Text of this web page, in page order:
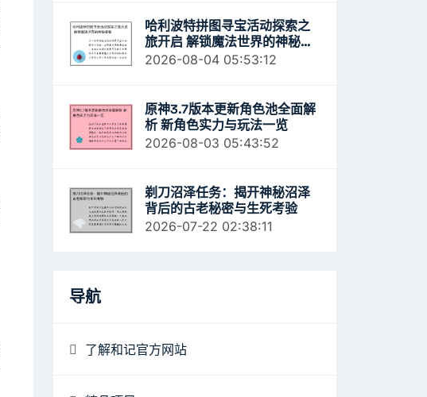
哈利波特拼图寻宝活动探索之
旅开启 解锁魔法世界的神秘奥
秘
2026-08-04 05:53:12
原神3.7版本更新角色池全面解
析 新角色实力与玩法一览
2026-08-03 05:43:52
剃刀沼泽任务：揭开神秘沼泽
背后的古老秘密与生死考验
2026-07-22 02:38:11
导航
了解和记官方网站